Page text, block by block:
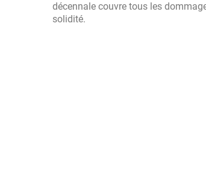
décennale couvre tous les
solidité.